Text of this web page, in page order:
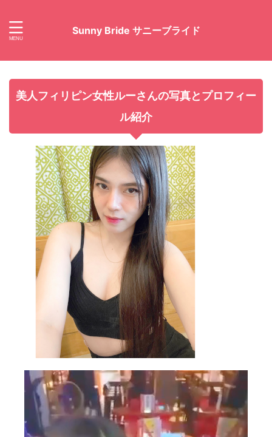
Sunny Bride サニーブライド
美人フィリピン女性ルーさんの写真とプロフィー
ル紹介
Video
Player